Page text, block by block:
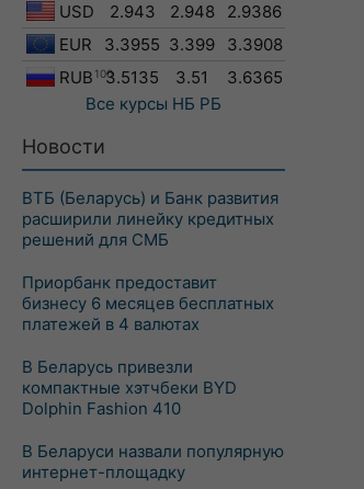
USD 2.943 2.948
2.9386
EUR
3.3955 3.399
3.3908
RUB 1003.5135 3.51
3.6365
Все курсы НБ РБ
Новости
ВТБ (Беларусь) и Банк развития
расширили линейку кредитных
решений для СМБ
Приорбанк предоставит
бизнесу 6 месяцев бесплатных
платежей в 4 валютах
В Беларусь привезли
компактные хэтчбеки BYD
Dolphin Fashion 410
В Беларуси назвали популярную
интернет-площадку